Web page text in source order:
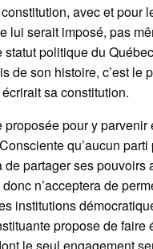
avec et pour
lui serait imposé, pas
statut politique du
de son histoire, c’est le
sa constitution.
proposée pour y parvenir
qu’aucun
de partager ses pouvoirs
n’acceptera de
institutions
propose de faire
le seul engagement